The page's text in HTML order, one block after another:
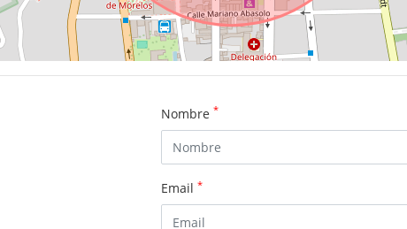
Nombre *
Email *